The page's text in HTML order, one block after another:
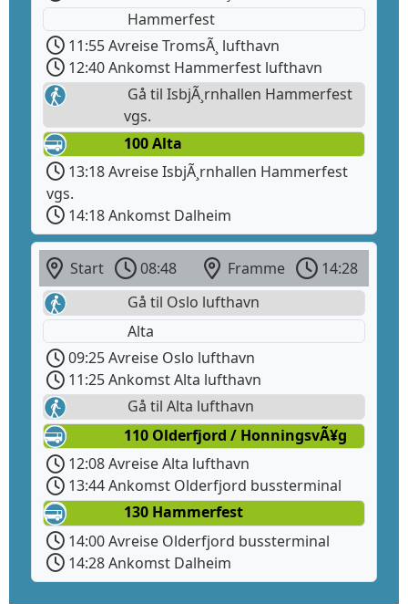
Hammerfest
11:55 Avreise TromsÃ¸ lufthavn
12:40 Ankomst Hammerfest lufthavn
Gå til IsbjÃ¸rnhallen Hammerfest
vgs.
100 Alta
13:18 Avreise IsbjÃ¸rnhallen Hammerfest
vgs.
14:18 Ankomst Dalheim
Start 08:48 Framme
14:28
Gå til Oslo lufthavn
Alta
09:25 Avreise Oslo lufthavn
11:25 Ankomst Alta lufthavn
Gå til Alta lufthavn
110 Olderfjord / HonningsvÃ¥g
12:08 Avreise Alta lufthavn
13:44 Ankomst Olderfjord bussterminal
130 Hammerfest
14:00 Avreise Olderfjord bussterminal
14:28 Ankomst Dalheim